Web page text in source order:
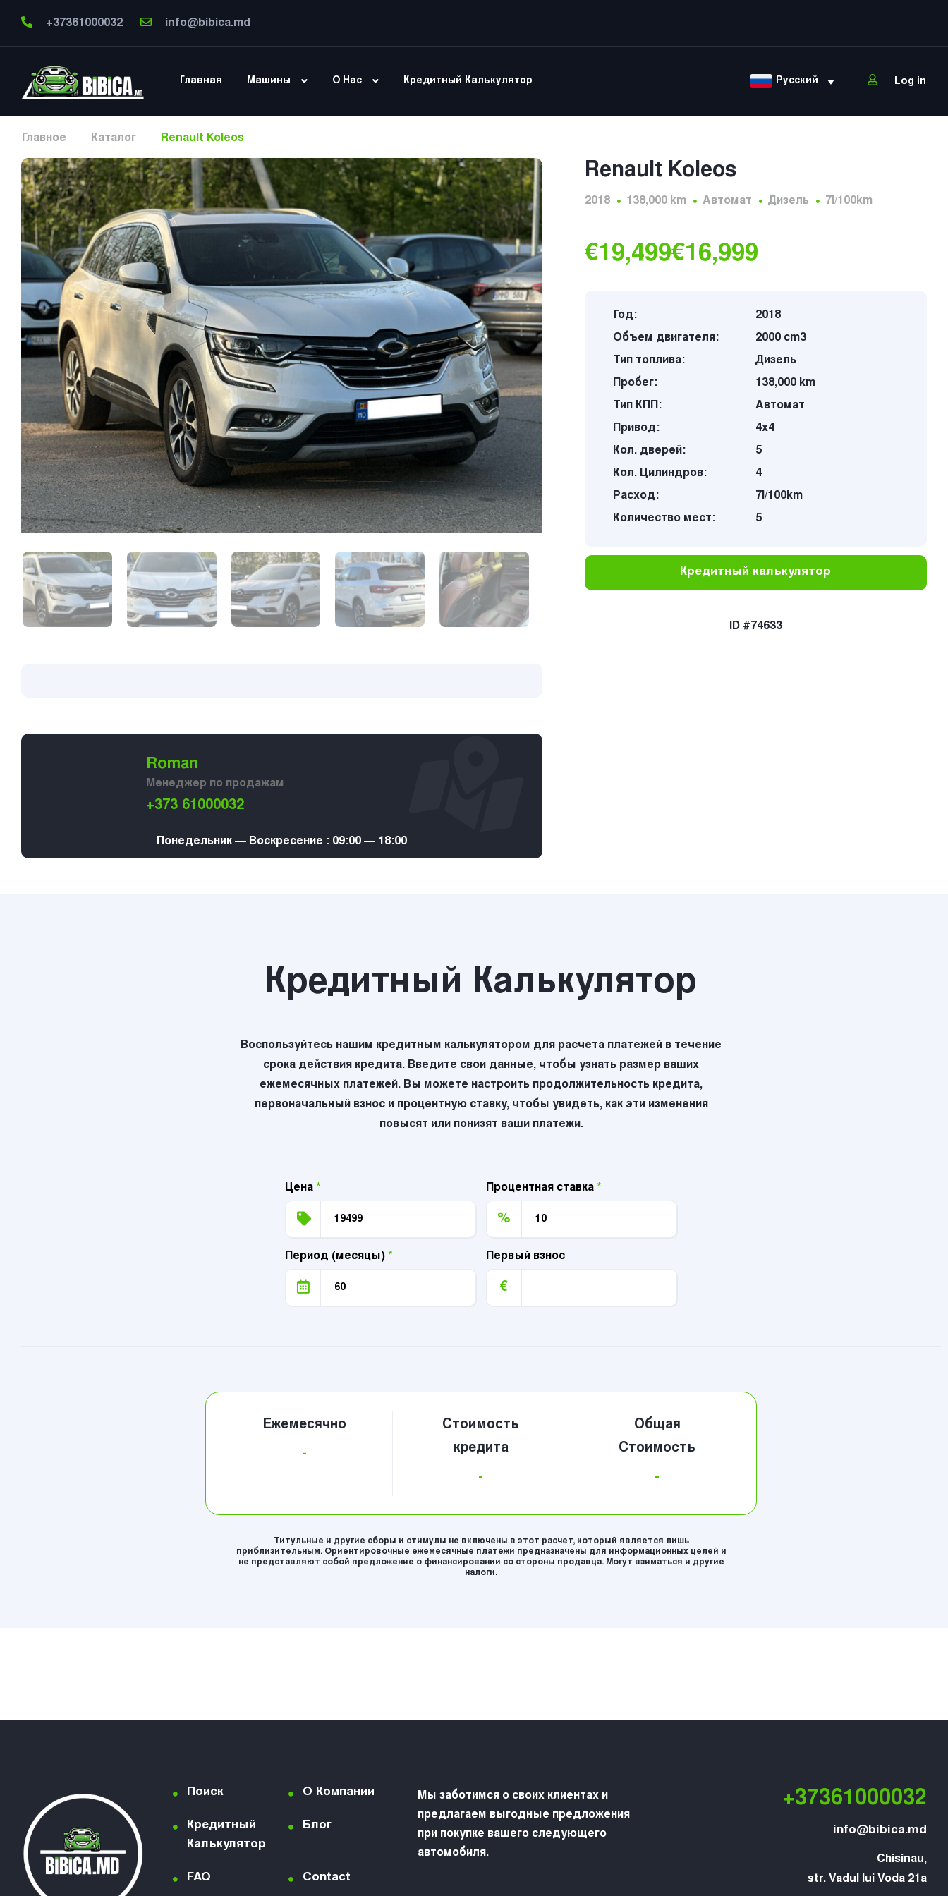
+37361000032 info@bibica.md
Главная Машины О Нас Кредитный Калькулятор Русский Log in
Главное Каталог Renault Koleos
Roman
Менеджер по продажам
+373 61000032
Понедельник — Воскресение : 09:00 — 18:00
Renault Koleos
2018 138,000 km Автомат Дизель 7l/100km
€19,499€16,999
Год:
2018
Объем двигателя:
2000 cm3
Тип топлива:
Дизель
Пробег:
138,000 km
Тип КПП:
Автомат
Привод:
4х4
Кол. дверей:
5
Кол. Цилиндров:
4
Расход:
7l/100km
Количество мест:
5
Кредитный калькулятор
ID #74633
Кредитный Калькулятор
Воспользуйтесь нашим кредитным калькулятором для расчета платежей в течение
срока действия кредита. Введите свои данные, чтобы узнать размер ваших
ежемесячных платежей. Вы можете настроить продолжительность кредита,
первоначальный взнос и процентную ставку, чтобы увидеть, как эти изменения
повысят или понизят ваши платежи.
Цена * Процентная ставка *
%
Период (месяцы) * Первый взнос
€
Ежемесячно
-
Стоимость
кредита
-
Общая
Стоимость
-
Титульные и другие сборы и стимулы не включены в этот расчет, который является лишь
приблизительным. Ориентировочные ежемесячные платежи предназначены для информационных целей и
не представляют собой предложение о финансировании со стороны продавца. Могут взиматься и другие
налоги.
Поиск О Компании
Кредитный
Калькулятор
Блог
FAQ Contact
Мы заботимся о своих клиентах и
предлагаем выгодные предложения
при покупке вашего следующего
автомобиля.
+37361000032
info@bibica.md
Chisinau,
str. Vadul lui Voda 21a